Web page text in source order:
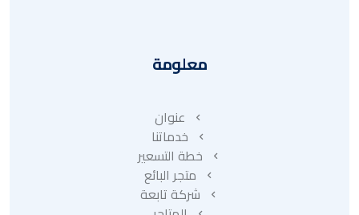
معلومة
عنوان
خدماتنا
خطة التسعير
متجر البائع
شركة تابعة